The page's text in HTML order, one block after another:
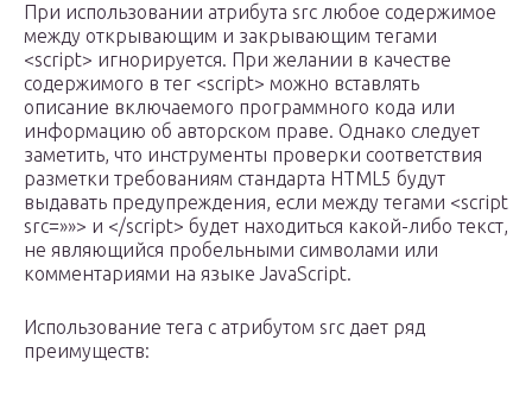
При использовании атрибута src любое содержимое
между открывающим и закрывающим тегами
<script> игнорируется. При желании в качестве
содержимого в тег <script> можно вставлять
описание включаемого программного кода или
информацию об авторском праве. Однако следует
заметить, что инструменты проверки соответствия
разметки требованиям стандарта HTML5 будут
выдавать предупреждения, если между тегами <script
src=»»> и </script> будет находиться какой-либо текст,
не являющийся пробельными символами или
комментариями на языке JavaScript.
Использование тега с атрибутом src дает ряд
преимуществ: